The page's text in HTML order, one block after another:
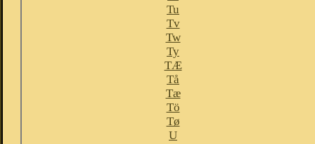
Tu
Tv
Tw
Ty
TÆ
Tå
Tæ
Tö
Tø
U